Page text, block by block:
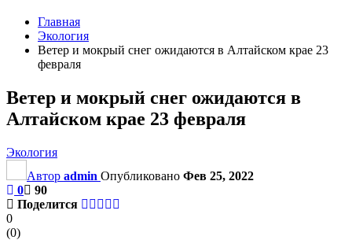
Главная
Экология
Ветер и мокрый снег ожидаются в Алтайском крае 23
февраля
Ветер и мокрый снег ожидаются в
Алтайском крае 23 февраля
Экология
Автор admin Опубликовано Фев 25, 2022
0
90
Поделится
0
(0)